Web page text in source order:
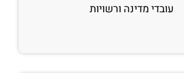
עובדי מדינה ורשויות